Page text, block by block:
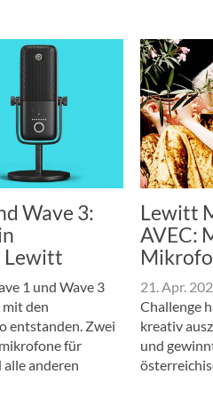
Wave 3:
Lewitt
1 und Wave 3
den
entstanden. Zwei
für
alle anderen
Lewitt
AVEC:
21. Apr.
Challenge
kreativ
und